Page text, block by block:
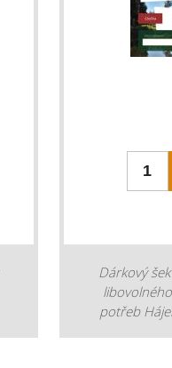
Dárkový
potřeb